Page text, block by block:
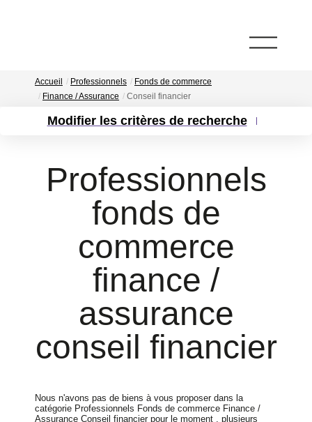
Accueil Professionnels
Fonds de commerce
Finance / Assurance
Conseil financier
Modifier les critères de recherche
Plus de critères
Créer une alerte
Professionnels
fonds de
commerce
finance /
assurance conseil
financier
Nous n'avons pas de biens à vous proposer dans la
catégorie Professionnels Fonds de commerce Finance /
Assurance Conseil financier pour le moment , plusieurs